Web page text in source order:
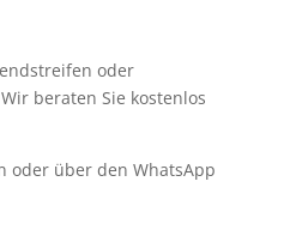
oder
beraten Sie kostenlos
oder über den WhatsApp